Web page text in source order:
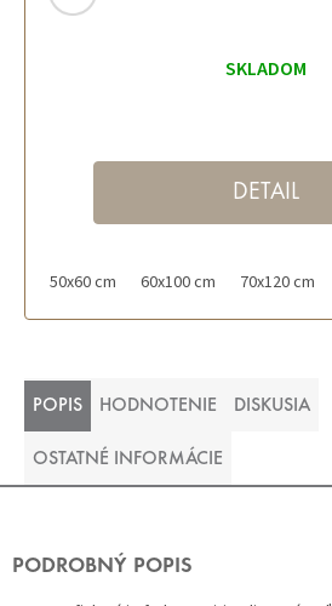
SKLADOM
DETAIL
50x60 cm 60x100 cm 70x120 cm
POPIS HODNOTENIE DISKUSIA
OSTATNÉ INFORMÁCIE
PODROBNÝ POPIS